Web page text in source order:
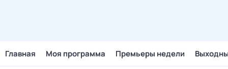
Главная Моя программа Премьеры недели